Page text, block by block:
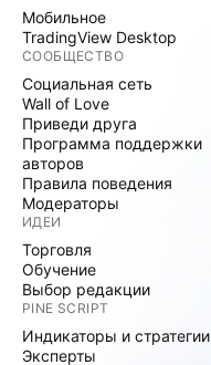
Мобильное
TradingView Desktop
СООБЩЕСТВО
Социальная сеть
Wall of Love
Приведи друга
Программа поддержки
авторов
Правила поведения
Модераторы
ИДЕИ
Торговля
Обучение
Выбор редакции
PINE SCRIPT
Индикаторы и стратегии
Эксперты